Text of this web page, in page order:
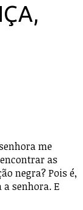
me
as
negra? Pois é,
a senhora. E